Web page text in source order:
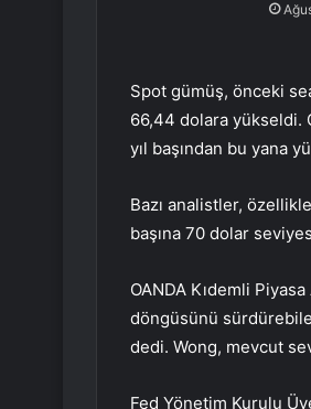
Spot gümüş, önceki
66,44 dolara yükseldi.
yıl başından bu yana
Bazı analistler,
başına 70 dolar
OANDA Kıdemli
döngüsünü
dedi. Wong, mevcut
Fed Yönetim Kurulu